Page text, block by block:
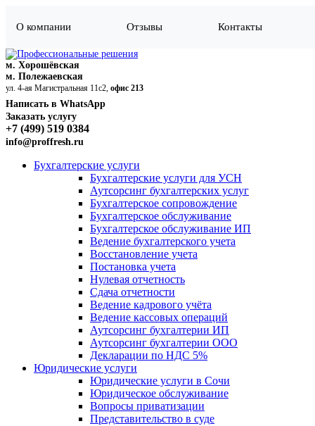
О компании Отзывы Контакты
м. Хорошёвская
м. Полежаевская
ул. 4-ая Магистральная 11с2, офис 213
Написать в WhatsApp
Заказать услугу
+7 (499) 519 0384
info@proffresh.ru
Бухгалтерские услуги
Бухгалтерские услуги для УСН
Аутсорсинг бухгалтерских услуг
Бухгалтерское сопровождение
Бухгалтерское обслуживание
Бухгалтерское обслуживание ИП
Ведение бухгалтерского учета
Восстановление учета
Постановка учета
Нулевая отчетность
Сдача отчетности
Ведение кадрового учёта
Ведение кассовых операций
Аутсорсинг бухгалтерии ИП
Аутсорсинг бухгалтерии ООО
Декларации по НДС 5%
Юридические услуги
Юридические услуги в Сочи
Юридическое обслуживание
Вопросы приватизации
Представительство в суде